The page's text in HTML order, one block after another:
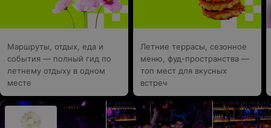
Маршруты, отдых, еда и
события — полный гид по
летнему отдыху в одном
месте
Летние террасы, сезонное
меню, фуд-пространства —
топ мест для вкусных
встреч